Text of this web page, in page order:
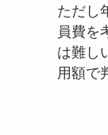
ただし
員費を
は難し
用額で